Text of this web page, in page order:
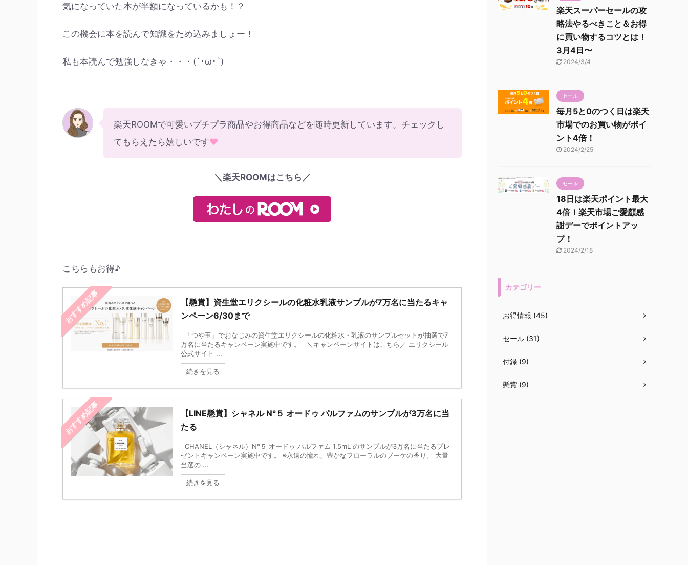
気になっていた本が半額になっているかも！？
この機会に本を読んで知識をため込みましょー！
私も本読んで勉強しなきゃ・・・(´･ω･`)
楽天ROOMで可愛いプチプラ商品やお得商品などを随時更新しています。チェックし
てもらえたら嬉しいです♥
＼楽天ROOMはこちら／
こちらもお得♪
おすすめ記事
【懸賞】資生堂エリクシールの化粧水乳液サンプルが7万名に当たるキャ
ンペーン6/30まで
「つや玉」でおなじみの資生堂エリクシールの化粧水・乳液のサンプルセットが抽選で7
万名に当たるキャンペーン実施中です。 ＼キャンペーンサイトはこちら／ エリクシール
公式サイト ...
続きを見る
おすすめ記事
【LINE懸賞】シャネル N°５ オードゥ パルファムのサンプルが3万名に当
たる
CHANEL（シャネル）N°５ オードゥ パルファム 1.5mL のサンプルが3万名に当たるプレ
ゼントキャンペーン実施中です。 ※永遠の憧れ、豊かなフローラルのブーケの香り。 大量
当選の ...
続きを見る
楽天スーパーセールの攻
略法やるべきこと＆お得
に買い物するコツとは！
3月4日〜
2024/3/4
セール
毎月5と0のつく日は楽天
市場でのお買い物がポイ
ント4倍！
2024/2/25
セール
18日は楽天ポイント最大
4倍！楽天市場ご愛顧感
謝デーでポイントアッ
プ！
2024/2/18
カテゴリー
お得情報 (45)
セール (31)
付録 (9)
懸賞 (9)